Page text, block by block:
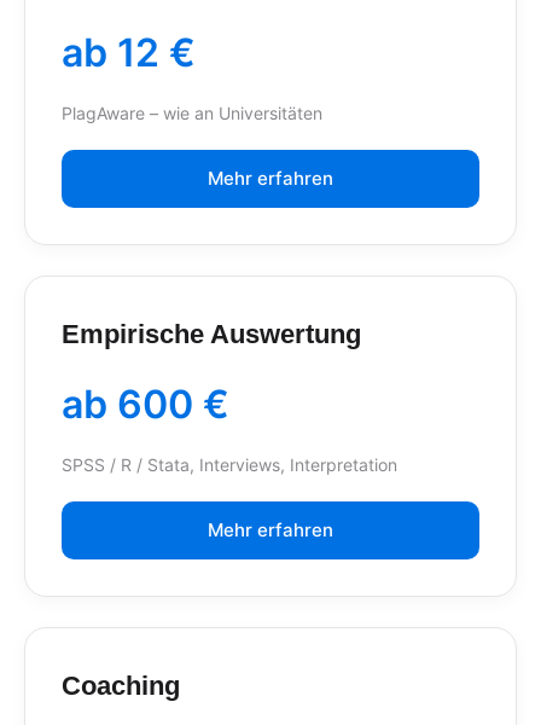
ab 12 €
PlagAware – wie an Universitäten
Mehr erfahren
Empirische Auswertung
ab 600 €
SPSS / R / Stata, Interviews, Interpretation
Mehr erfahren
Coaching